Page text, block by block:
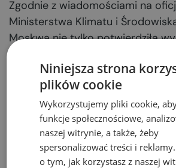
Zgodnie z wiadomościami na
Ministerstwa Klimatu i
Moskwa nie tylko potwierdziła
elektrowni, ale także wyraziła
resortu na kolejny projekt.
Ministrów konieczne są
przygotowania do budowy
wielkoskalowej elektrowni
Polski.
Niniejsza strona
plików cookie
Wykorzystujemy pliki cookie,
funkcje społecznościowe,
naszej witrynie, a także, żeby
spersonalizować treści i
o tym, jak korzystasz z naszej